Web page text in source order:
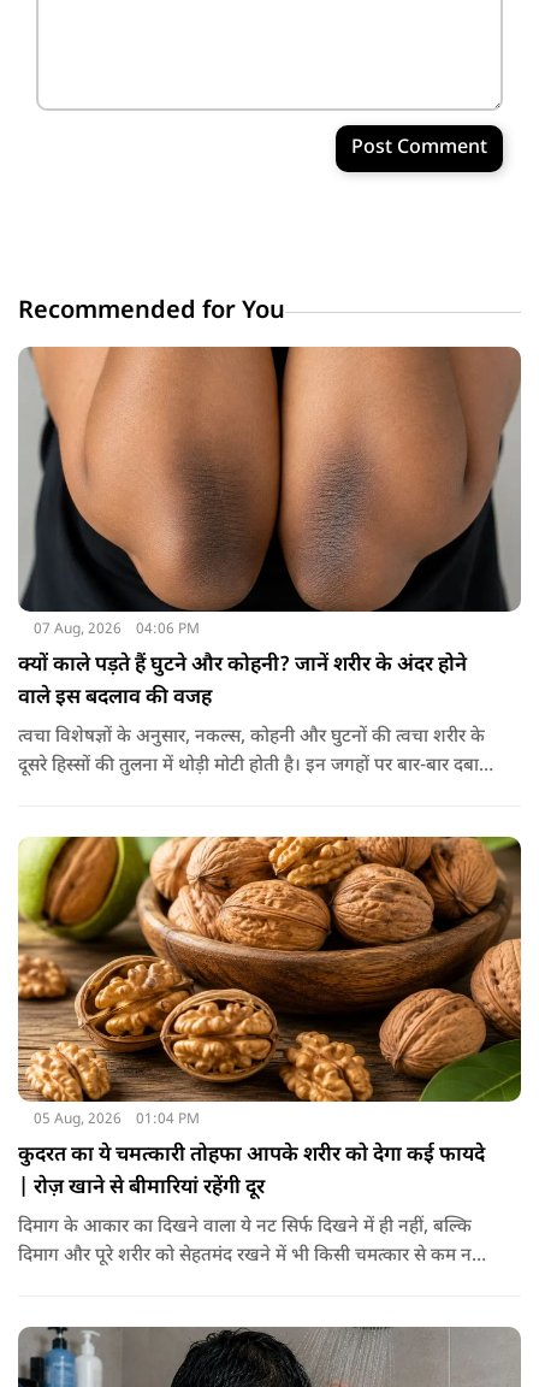
Post Comment
Recommended for You
07 Aug, 2026 04:06 PM
क्यों काले पड़ते हैं घुटने और कोहनी? जानें शरीर के अंदर होने
वाले इस बदलाव की वजह
त्वचा विशेषज्ञों के अनुसार, नकल्स, कोहनी और घुटनों की त्वचा शरीर के
दूसरे हिस्सों की तुलना में थोड़ी मोटी होती है। इन जगहों पर बार-बार दबाव
05 Aug, 2026 01:04 PM
कुदरत का ये चमत्कारी तोहफा आपके शरीर को देगा कई फायदे
| रोज़ खाने से बीमारियां रहेंगी दूर
दिमाग के आकार का दिखने वाला ये नट सिर्फ दिखने में ही नहीं, बल्कि
दिमाग और पूरे शरीर को सेहतमंद रखने में भी किसी चमत्कार से कम नहीं
मिनरल्स जो सेहत के लिए वरदान साबित होते हैं। आइए विस्तार से जानते
हैं कि अखरोट खाना सेहत के लिए क्यों है ज़रूरी।